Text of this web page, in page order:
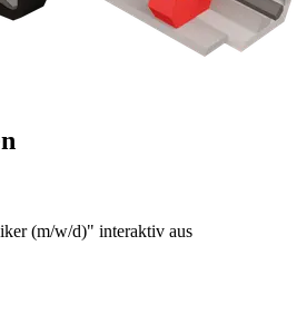
(m/w/d)" interaktiv aus